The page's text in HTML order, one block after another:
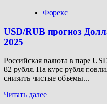
Форекс
USD/RUB прогноз
2025
Российская валюта в паре
82 рубля. На курс рубля
снизить чистые объемы...
Читать далееПрочитать